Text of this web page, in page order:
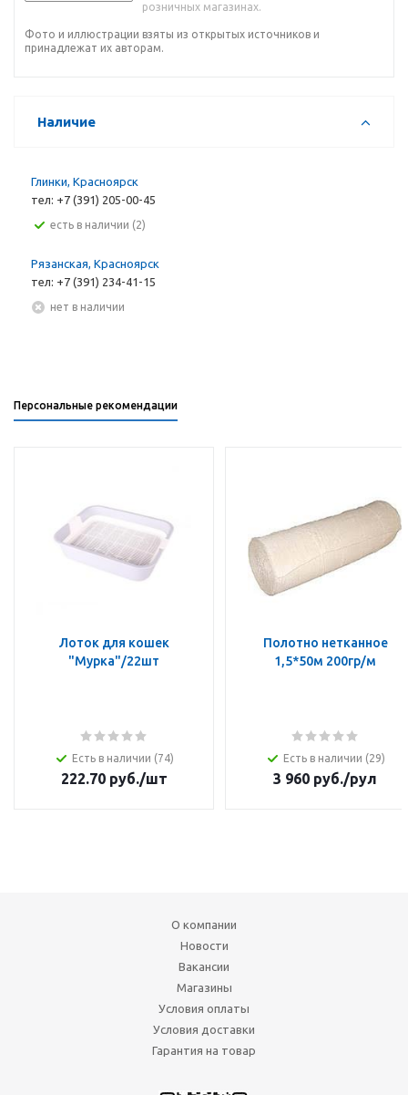
розничных магазинах.
Фото и иллюстрации взяты из открытых источников и
принадлежат их авторам.
Наличие
Глинки, Красноярск
тел: +7 (391) 205-00-45
Есть в наличии (2)
Рязанская, Красноярск
тел: +7 (391) 234-41-15
Нет в наличии
Персональные рекомендации
Лоток для кошек
"Мурка"/22шт
Есть в наличии (74)
222.70руб./шт
Полотно нетканное
1,5*50м 200гр/м
Есть в наличии (29)
3 960 руб./рул
О компании
Новости
Вакансии
Магазины
Условия оплаты
Условия доставки
Гарантия на товар